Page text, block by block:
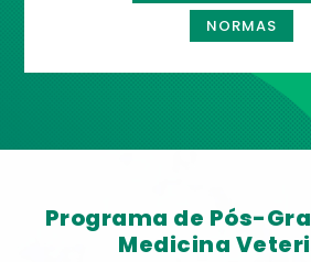
NORMAS
Programa de Pós-
Medicina